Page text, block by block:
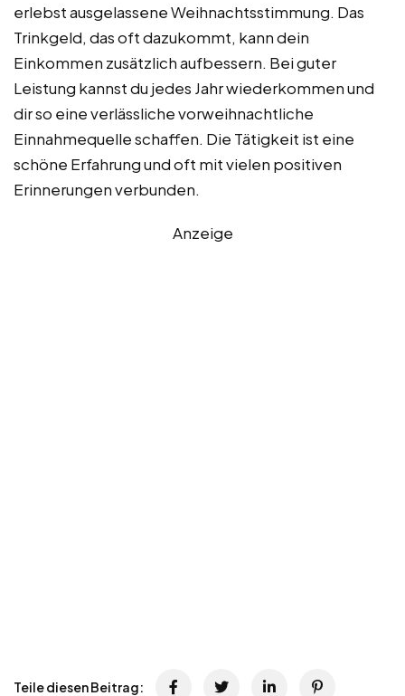
erlebst ausgelassene Weihnachtsstimmung. Das
Trinkgeld, das oft dazukommt, kann dein
Einkommen zusätzlich aufbessern. Bei guter
Leistung kannst du jedes Jahr wiederkommen und
dir so eine verlässliche vorweihnachtliche
Einnahmequelle schaffen. Die Tätigkeit ist eine
schöne Erfahrung und oft mit vielen positiven
Erinnerungen verbunden.
Anzeige
Teile diesen Beitrag: